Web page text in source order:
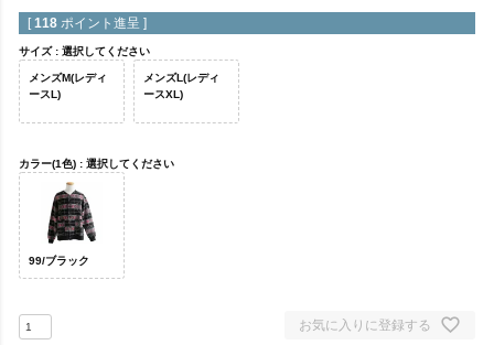
[ 118 ポイント進呈 ]
サイズ 選択してください
メンズM(レディ
ースL)
メンズL(レディ
ースXL)
カラー(1色) 選択してください
99/ブラック
お気に入りに登録する